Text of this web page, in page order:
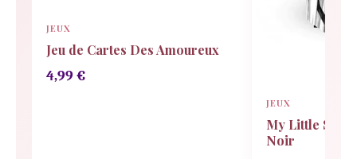
JEUX
Jeu de Cartes Des Amoureux
4,99€
JEUX
My Little
Noir